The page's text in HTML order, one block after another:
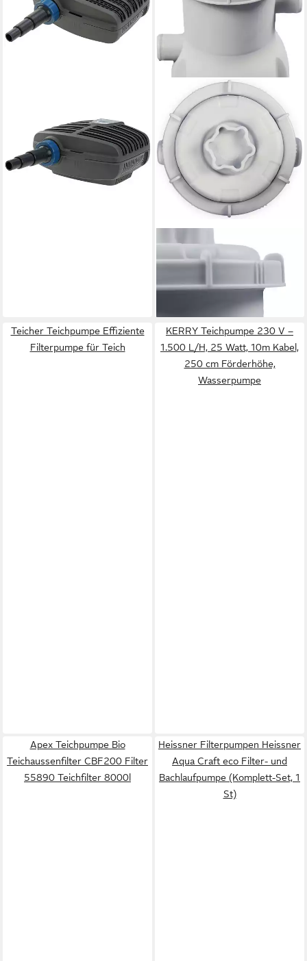
Filterpumpe Aqua Max Eco
Classic 2500 E (1-tlg)
110,00 €
lieferbar - in 3-4 Werktagen bei dir
EXIT
Filterpumpen,
39,81 €
lieferbar - in 5-6 Werktagen bei dir
Teicher Teichpumpe Effiziente
Filterpumpe für Teich
KERRY Teichpumpe 230 V –
1.500 L/H, 25 Watt, 10m Kabel,
250 cm Förderhöhe,
Wasserpumpe
Apex Teichpumpe Bio
Teichaussenfilter CBF200 Filter
55890 Teichfilter 8000l
Heissner Filterpumpen Heissner
Aqua Craft eco Filter- und
Bachlaufpumpe (Komplett-Set, 1
St)